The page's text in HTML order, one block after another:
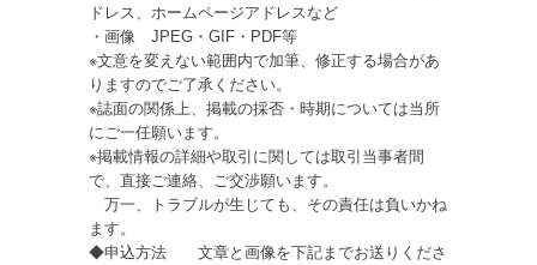
ドレス、ホームページアドレスなど
・画像 JPEG・GIF・PDF等
※文意を変えない範囲内で加筆、修正する場合があ
りますのでご了承ください。
※誌面の関係上、掲載の採否・時期については当所
にご一任願います。
※掲載情報の詳細や取引に関しては取引当事者間
で、直接ご連絡、ご交渉願います。
万一、トラブルが生じても、その責任は負いかね
ます。
◆申込方法 文章と画像を下記までお送りくださ